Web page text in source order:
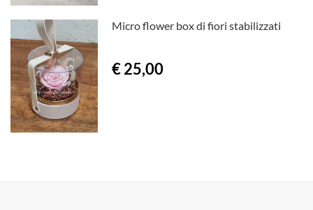
Micro flower box di fiori stabilizzati
€ 25,00